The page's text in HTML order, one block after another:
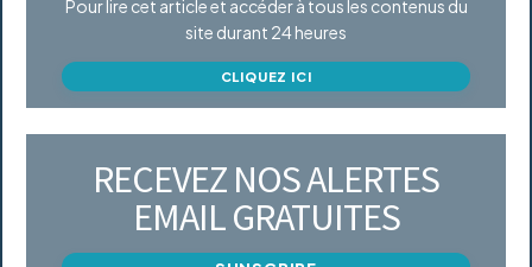
Pour lire cet article et accéder à tous les contenus du
site durant 24 heures
CLIQUEZ ICI
RECEVEZ NOS ALERTES
EMAIL GRATUITES